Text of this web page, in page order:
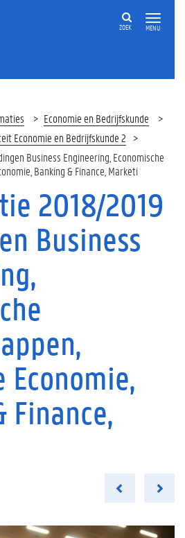
MENU
ZOEK
Economie en Bedrijfskunde
Economie en Bedrijfskunde 2
Business Engineering, Economische
Banking & Finance, Marketi
2018/2019
Business
Finance,